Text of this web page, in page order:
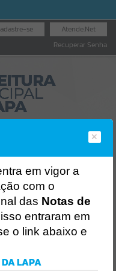
Atende.Net
se
Recuperar Senha
FISCAL
ELETRÔNICA
em vigor a
com o
das Notas de
entraram em
o link abaixo e
LAPA